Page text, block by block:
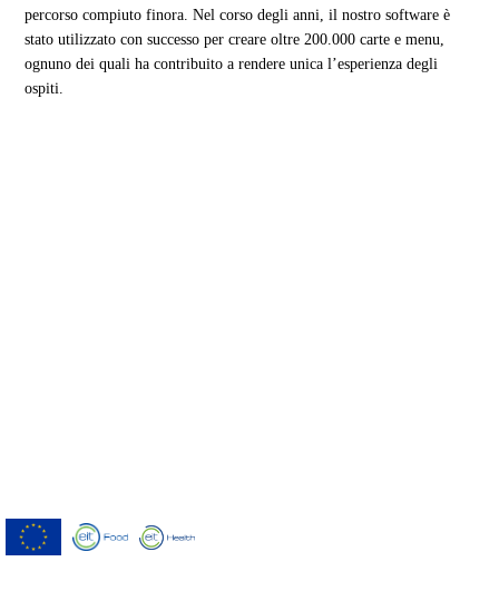
percorso compiuto finora. Nel corso degli anni, il nostro software è
stato utilizzato con successo per creare oltre 200.000 carte e menu,
ognuno dei quali ha contribuito a rendere unica l’esperienza degli
ospiti.